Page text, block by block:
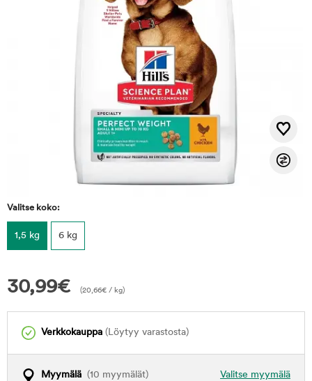
Valitse koko:
1,5 kg 6 kg
30,99€ (20,66€ / kg)
Verkkokauppa (Löytyy varastosta)
Valitse myymälä
Myymälä (10 myymälät)